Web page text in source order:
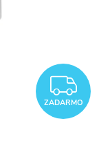
ZADARMO